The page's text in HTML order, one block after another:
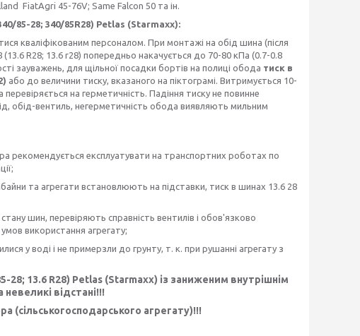
FiatAgri 45-76V; Same Falcon 50 та ін.
85-28; 340/85R28) Petlas (Starmaxx):
кваліфікованим персоналом. При монтажі на обід шина (після
R28; 13.6 r28) попередньо накачується до 70-80 кПа (0.7-0.8
зауважень, для щільної посадки бортів на полиці обода тиск в
або до величини тиску, вказаного на піктограмі. Витримується 10-
перевіряється на герметичність. Падіння тиску не повинне
обід-вентиль, негерметичність обода виявляють мильним
рекомендується експлуатувати на транспортних роботах по
та агрегати встановлюють на підставки, тиск в шинах 13.6 28
шин, перевіряють справність вентилів і обов'язково
використання агрегату;
у воді і не примерзли до грунту, т. к. при рушанні агрегату з
28; 13.6 R28) Petlas (Starmaxx) із заниженим внутрішнім
невеликі відстані!!!
агрегату)!!!